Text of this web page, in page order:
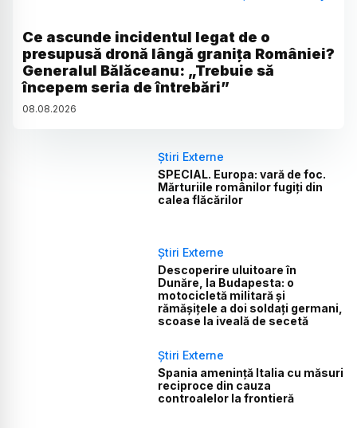
Ce ascunde incidentul legat de o
presupusă dronă lângă granița României?
Generalul Bălăceanu: „Trebuie să
începem seria de întrebări”
08.08.2026
Știri Externe
SPECIAL. Europa: vară de foc.
Mărturiile românilor fugiți din
calea flăcărilor
Știri Externe
Descoperire uluitoare în
Dunăre, la Budapesta: o
motocicletă militară și
rămășițele a doi soldați germani,
scoase la iveală de secetă
Știri Externe
Spania amenință Italia cu măsuri
reciproce din cauza
controalelor la frontieră